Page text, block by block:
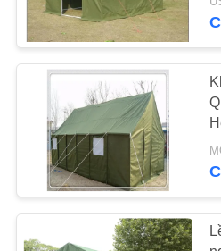
VỀ
CHÚNG
THAM
QUAN
Lều ngoài